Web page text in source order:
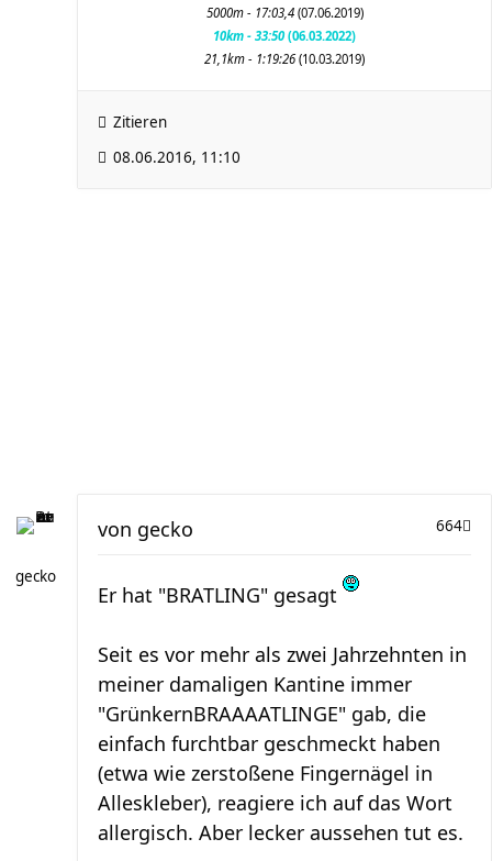
5000m - 17:03,4 (07.06.2019)
10km - 33:50(06.03.2022)
21,1km - 1:19:26 (10.03.2019)
Zitieren
08.06.2016, 11:10
gecko
664
von gecko
Er hat "BRATLING" gesagt
Seit es vor mehr als zwei Jahrzehnten in
meiner damaligen Kantine immer
"GrünkernBRAAAATLINGE" gab, die
einfach furchtbar geschmeckt haben
(etwa wie zerstoßene Fingernägel in
Alleskleber), reagiere ich auf das Wort
allergisch. Aber lecker aussehen tut es.